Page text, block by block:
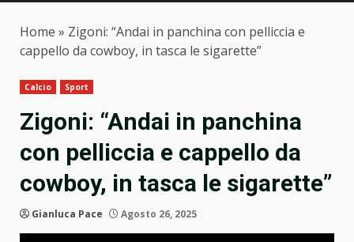
Home » Zigoni: “Andai in panchina con pelliccia e
cappello da cowboy, in tasca le sigarette”
Calcio Sport
Zigoni: “Andai in panchina
con pelliccia e cappello da
cowboy, in tasca le sigarette”
Gianluca Pace Agosto 26, 2025